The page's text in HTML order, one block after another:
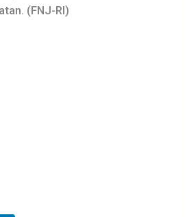
(FNJ-RI)